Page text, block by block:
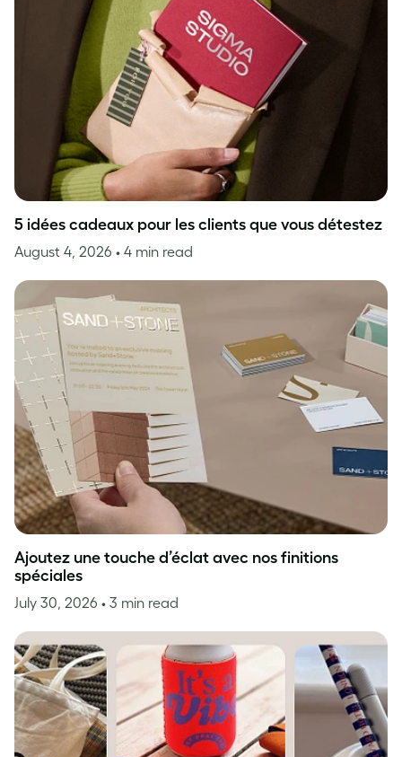
5 idées cadeaux pour les clients que vous détestez
August 4, 2026 • 4 min read
Ajoutez une touche d’éclat avec nos finitions
spéciales
July 30, 2026 • 3 min read